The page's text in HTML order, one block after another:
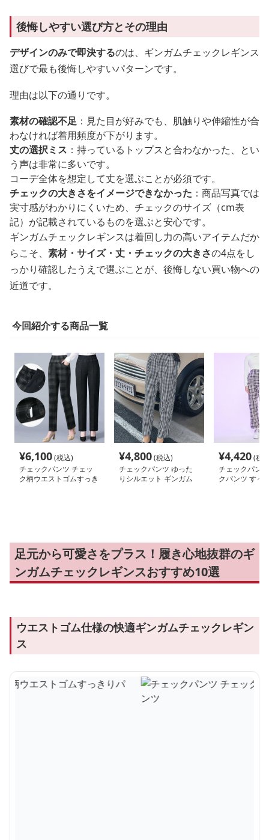
後悔しやすい選び方とその理由
デザインのみで即決するのは、ギンガムチェックレギンス
選びで最も後悔しやすいパターンです。
理由は以下の通りです。
素材の確認不足 ：見た目が好みでも、肌触りや伸縮性が合
わなければ着用頻度が下がります。
丈の選択ミス ：持っているトップスと合わなかった、とい
う声は非常に多いです。
コーデ全体を想定して丈を選ぶことが必須です。
チェックの大きさをイメージできなかった ：商品写真では
実寸感がわかりにくいため、チェックのサイズ（cm表
記）が記載されているものを選ぶと安心です。
ギンガムチェックレギンスは着回し力の高いアイテムだか
らこそ、 素材・サイズ・丈・チェックの大きさの4点をし
っかり確認したうえで選ぶことが、後悔しない買い物への
近道です。
今回紹介する商品一覧
¥6,100(税込)
チェックパンツ チェッ
ク柄ウエストゴムすっき
¥4,800(税込)
チェックパンツ ゆった
りシルエット ギンガム
¥4,420(税
チェックパン
クパンツ すっ
足元から可愛さをプラス！履き心地抜群のギ
ンガムチェックレギンスおすすめ10選
ウエストゴム仕様の快適ギンガムチェックレギン
ス